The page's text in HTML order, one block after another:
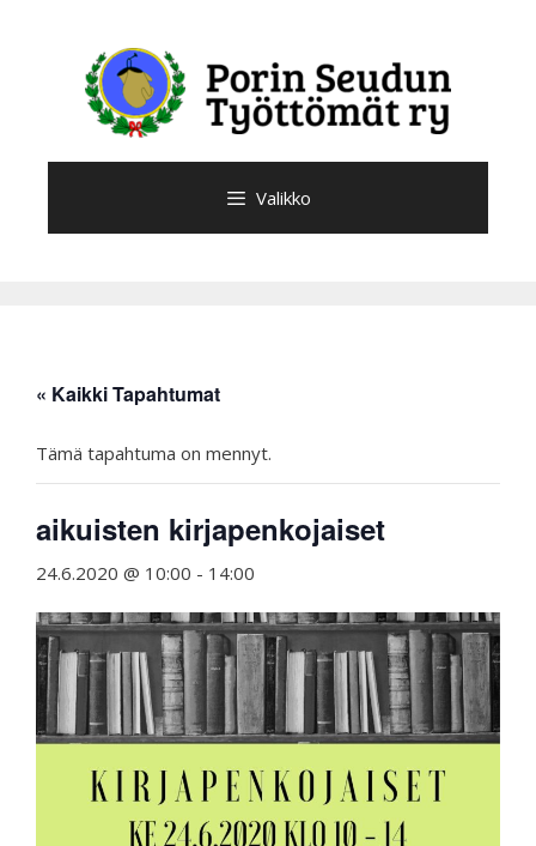
Valikko
« Kaikki Tapahtumat
Tämä tapahtuma on mennyt.
aikuisten kirjapenkojaiset
24.6.2020 @ 10:00 - 14:00